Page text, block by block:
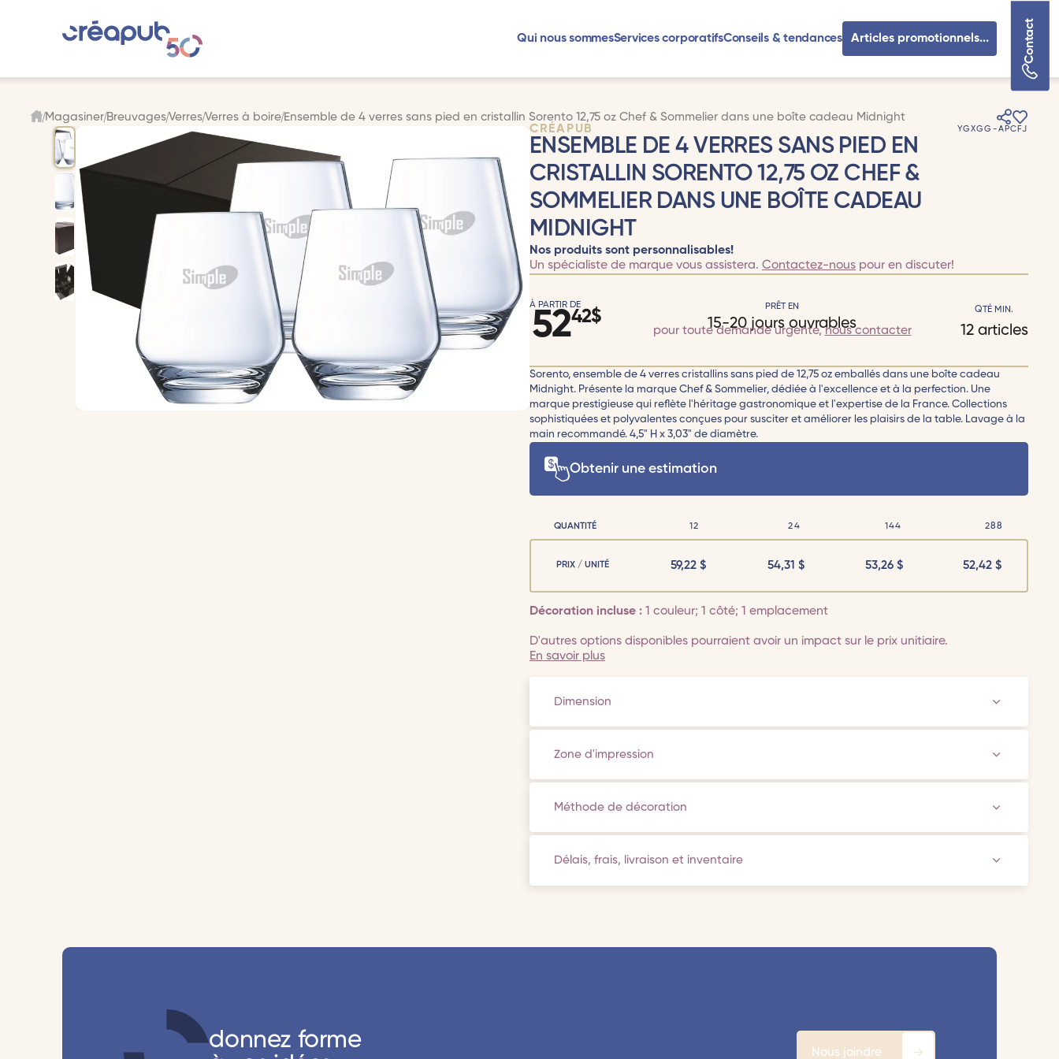
Qui nous sommesServices corporatifsConseils & tendances Contact
Articles promotionnels...
Magasiner Breuvages Verres Verres à boire Ensemble de 4 verres sans pied en cristallin Sorento 12,75 oz Chef & Sommelier dans une boîte cadeau Midnight
CRÉAPUB YGXGG-APCFJ
ENSEMBLE DE 4 VERRES SANS PIED EN
CRISTALLIN SORENTO 12,75 OZ CHEF &
SOMMELIER DANS UNE BOÎTE CADEAU
MIDNIGHT
Nos produits sont personnalisables!
Un spécialiste de marque vous assistera. Contactez-nous pour en discuter!
À PARTIR DE
5242$
PRÊT EN
15-20 jours ouvrables
pour toute demande urgente,nous contacter
QTÉ MIN.
12 articles
Sorento, ensemble de 4 verres cristallins sans pied de 12,75 oz emballés dans une boîte cadeau
Midnight. Présente la marque Chef & Sommelier, dédiée à l'excellence et à la perfection. Une
marque prestigieuse qui reflète l'héritage gastronomique et l'expertise de la France. Collections
sophistiquées et polyvalentes conçues pour susciter et améliorer les plaisirs de la table. Lavage à la
main recommandé. 4,5" H x 3,03" de diamètre.
Obtenir une estimation
QUANTITÉ 12 24 144 288
PRIX / UNITÉ 59,22 $ 54,31 $ 53,26 $ 52,42 $
Décoration incluse : 1 couleur; 1 côté; 1 emplacement
D'autres options disponibles pourraient avoir un impact sur le prix unitiaire.
En savoir plus
Dimension
Zone d'impression
Méthode de décoration
Délais, frais, livraison et inventaire
donnez forme
Nous joindre